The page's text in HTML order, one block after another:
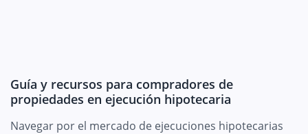
Guía y recursos para compradores de
propiedades en ejecución hipotecaria
Navegar por el mercado de ejecuciones hipotecarias